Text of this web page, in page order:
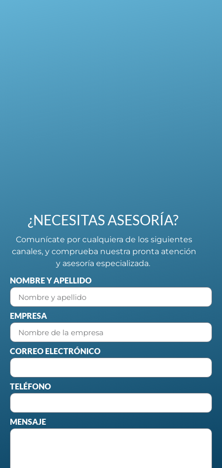
¿NECESITAS ASESORÍA?
Comunícate por cualquiera de los siguientes
canales, y comprueba nuestra pronta atención
y asesoría especializada.
NOMBRE Y APELLIDO
EMPRESA
CORREO ELECTRÓNICO
TELÉFONO
MENSAJE